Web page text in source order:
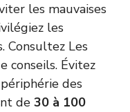
les mauvaises
les
Consultez Les
conseils. Évitez
des
de 30 à 100